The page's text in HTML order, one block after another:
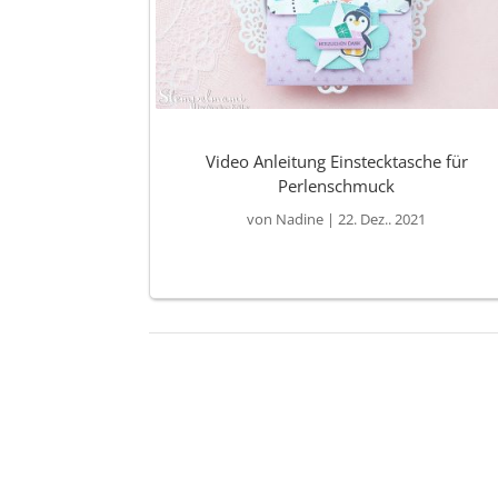
Video Anleitung Einstecktasche für
Perlenschmuck
von Nadine |22. Dez.. 2021